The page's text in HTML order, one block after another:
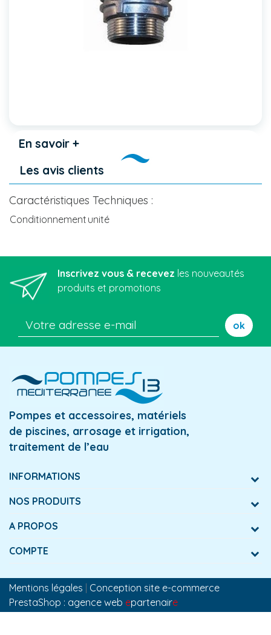
En savoir +
Les avis clients
Caractéristiques Techniques :
Conditionnement unité
Inscrivez vous & recevez les nouveautés
produits et promotions
ok
Pompes et accessoires, matériels
de piscines, arrosage et irrigation,
traitement de l’eau
INFORMATIONS
NOS PRODUITS
A PROPOS
COMPTE
Mentions légales
Conception site e-commerce
PrestaShop : agence web epartenaire